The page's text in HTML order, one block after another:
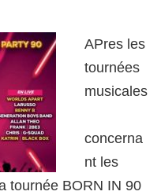
APres les
tournées
musicales
concerna
nt les
tournée BORN IN 90